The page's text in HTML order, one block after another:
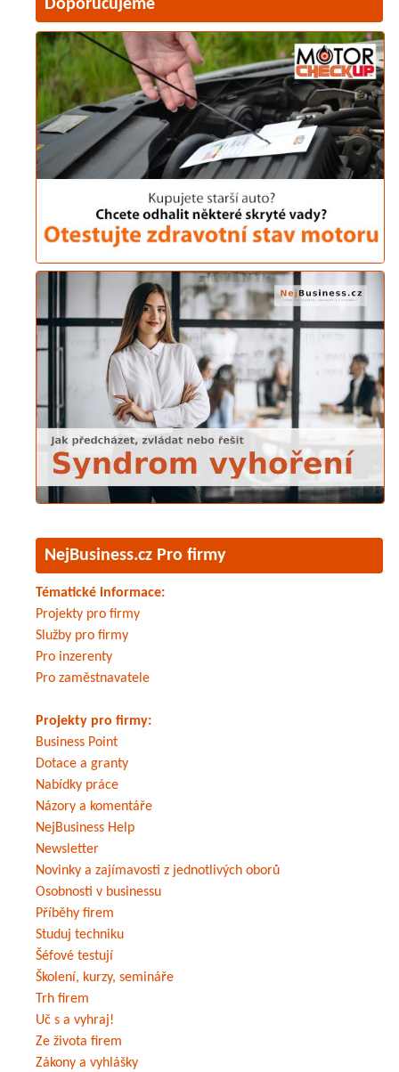
Director se bude soustředit
v tomto dynamickém
s obchodními partnery a
v B2C segmentu.
Na pozici Obchodního
posledních 3,5 roku působil
Resources. V souladu se
přizpůsobit své produkty
mobility klientů a dále
jedním z jeho hlavních cílů
vztahů a prohlubování
Dále pak implementace
řešení. Interně se pak
obchodního týmu, jeho
ambicí být lídrem trhu.
Věříme, že uvedené změny
ARVAL
(celosvětově spravuje 1,19
usiluje o implementaci
o nadnárodní klienty, či firmy
nebo jednotlivce. Tato řešení
soustředit se na vlastní
parkem přenechat Arvalu, to
udržitelnosti. Arval je
Element-Arval, světového
parku, s 3 miliony vozidel v
v roce 1989 a je plně ve
skupiny Arval patří do
V České republice Arval
22 000 vozidel a patří mezi
Doporučujeme
NejBusiness.cz Pro firmy
Tématické informace:
Projekty pro firmy
Služby pro firmy
Pro inzerenty
Pro zaměstnavatele
Projekty pro firmy:
Business Point
Dotace a granty
Nabídky práce
Názory a komentáře
NejBusiness Help
Newsletter
Novinky a zajímavosti z jednotlivých oborů
Osobnosti v businessu
Příběhy firem
Studuj techniku
Šéfové testují
Školení, kurzy, semináře
Trh firem
Uč s a vyhraj!
Ze života firem
Zákony a vyhlášky